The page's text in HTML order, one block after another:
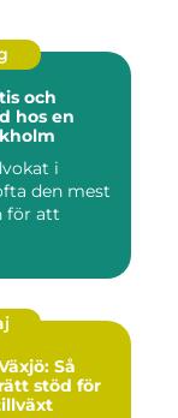
och
hos en
i
den mest
för att
Så
stöd för